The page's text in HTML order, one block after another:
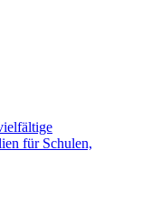
für Schulen,